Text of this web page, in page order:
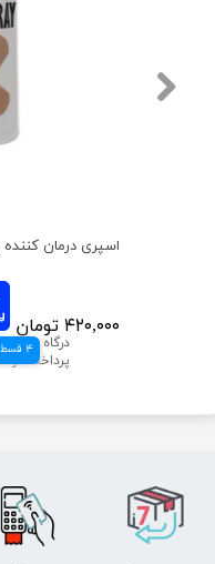
۴۲۰,۰۰۰ تومان
4 قسط